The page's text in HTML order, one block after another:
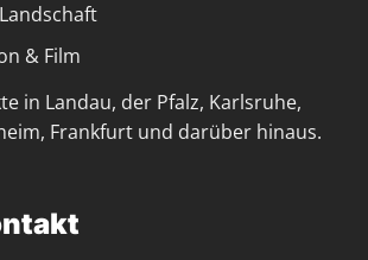
& Film
in Landau, der Pfalz, Karlsruhe,
Frankfurt und darüber hinaus.